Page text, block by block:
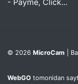
- Payme, Click...
© 2026 MicroCam |
WebGO tomonidan